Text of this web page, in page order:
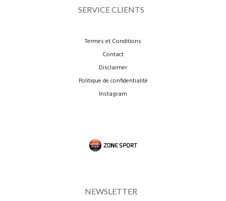
SERVICE CLIENTS
Termes et Conditions
Contact
Disclaimer
Politique de confidentialité
Instagram
NEWSLETTER